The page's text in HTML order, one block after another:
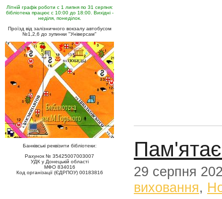
Літній графік роботи с 1 липня по 31 серпня:
бібліотека працює с 10:00 до 18:00. Вихідні -
неділя, понеділок.
Проїзд від залізничного вокзалу автобусом
№1,2,6 до зупинки "Універсам"
Банківські реквізити бібліотеки:
Рахунок № 35425007003007
УДК у Донецькій області
МФО 834016
Код організації (ЄДРПОУ) 00183816
29 серпня
виховання,